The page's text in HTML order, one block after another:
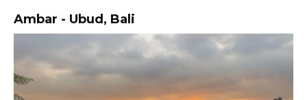
Ambar - Ubud, Bali